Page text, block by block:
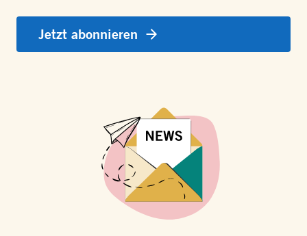
Jetzt abonnieren